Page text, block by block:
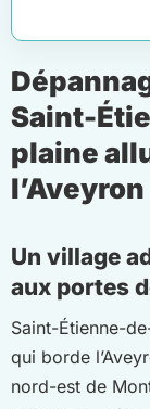
Saint-
plaine
l’Aveyron
Un village
aux portes
Saint-Étienne-
qui borde
nord-est de